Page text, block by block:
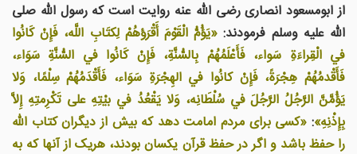
از ابومسعود انصاری رضی الله عنه روایت است که رسول الله صلی
الله علیه وسلم فرمودند: «يَؤُمُّ الْقَوْمَ أَقْرَؤهُمْ لِكتَابِ اللَّه، فَإِنْ كَانُوا
في الْقِراءَةِ سَواء، فَأَعْلَمُهُمْ بِالسُّنَّةِ، فَإِنْ كَانُوا في السُّنَّةِ سَوَاء،
فَأَقْدمُهُمْ هِجْرَةً، فَإِنْ كانُوا في الهِجْرَةِ سَوَاء، فَأَقْدَمُهُمْ سِلْمًا، وَلا
يَؤُمَّنَّ الرَّجُلُ الرَّجُلَ في سُلْطَانِه، وَلا يَقْعُدُ في بيْتِهِ على تَكْرِمتِهِ إِلاَّ
بِإِذْنِهِ»: «کسی برای مردم امامت دهد که بیش از دیگران کتاب الله
را حفظ باشد و اگر در حفظ قرآن یکسان بودند، هريک از آنها که به